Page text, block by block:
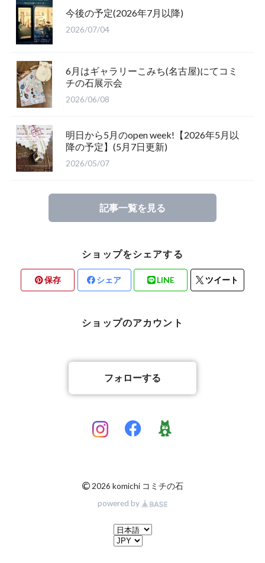
今後の予定(2026年7月以降)
2026/07/04
6月はギャラリーこみち(名古屋)にてコミ
チの石展示会
2026/06/08
明日から5月のopen week!【2026年5月以
降の予定】(5月7日更新)
2026/05/07
記事一覧を見る
ショップをシェアする
保存 シェア LINE ツイート
ショップのアカウント
フォローする
©2026 komichi コミチの石
powered by